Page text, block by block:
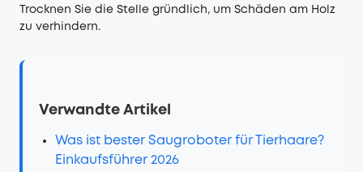
Trocknen Sie die Stelle gründlich, um Schäden am Holz
zu verhindern.
Verwandte Artikel
Was ist bester Saugroboter für Tierhaare?
Einkaufsführer 2026